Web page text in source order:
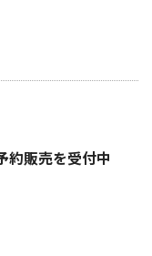
販売を受付中